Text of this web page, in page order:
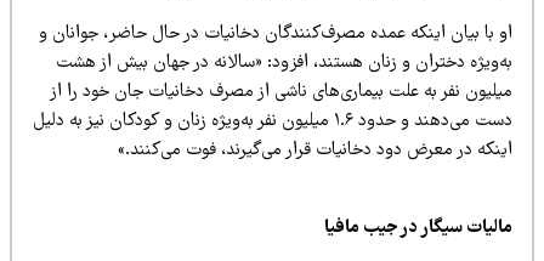
با بیان اینکه عمده مصرف‌کنندگان دخانیات در حال حاضر، جوانان و
دختران و زنان هستند، افزود: «سالانه در جهان بیش از هشت
نفر به علت بیماری‌های ناشی از مصرف دخانیات جان خود را از
دست می‌دهند و حدود ۱.۶ میلیون نفر به‌ویژه زنان و کودکان نیز به دلیل
در معرض دود دخانیات قرار می‌گیرند، فوت می‌کنند.»
سیگار در جیب مافیا